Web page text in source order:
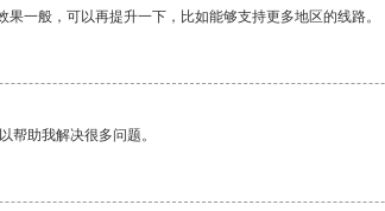
果一般，可以再提升一下，比如能够支持更多地区的线路。
帮助我解决很多问题。